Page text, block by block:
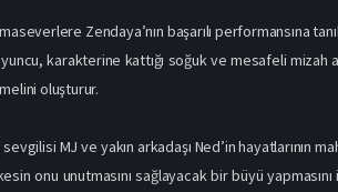
Zendaya’nın başarılı performansına
oyuncu, karakterine kattığı soğuk ve mesafeli
oluşturur.
MJ ve yakın arkadaşı Ned’in hayatlarının
onu unutmasını sağlayacak bir büyü